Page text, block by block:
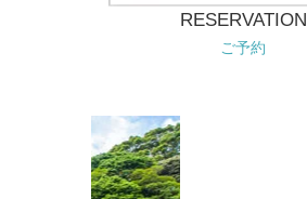
RESERVATION
ご予約